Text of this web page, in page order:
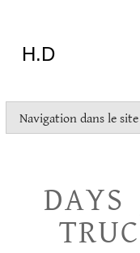
H.D
Navigation dans le site